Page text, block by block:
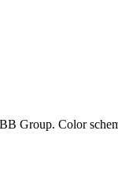
Group. Color